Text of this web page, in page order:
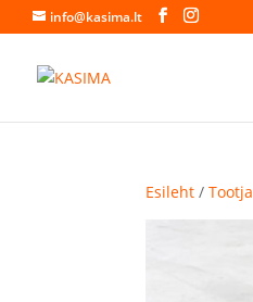
info@kasima.lt
Esileht /Tootja